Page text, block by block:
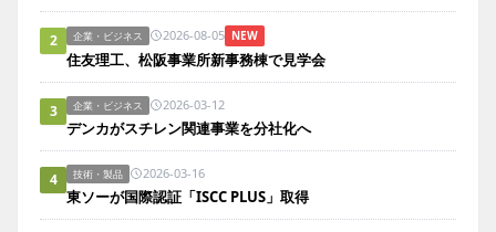
2 企業・ビジネス 2026-08-05 NEW
住友理工、松阪事業所新事務棟で見学会
3 企業・ビジネス 2026-03-12
デンカがスチレン関連事業を分社化へ
4 技術・製品 2026-03-16
東ソーが国際認証「ISCC PLUS」取得